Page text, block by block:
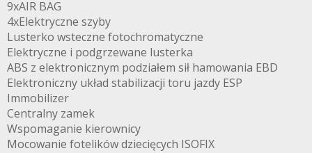
9xAIR BAG
4xElektryczne szyby
Lusterko wsteczne fotochromatyczne
Elektryczne i podgrzewane lusterka
ABS z elektronicznym podziałem sił hamowania EBD
Elektroniczny układ stabilizacji toru jazdy ESP
Immobilizer
Centralny zamek
Wspomaganie kierownicy
Mocowanie fotelików dziecięcych ISOFIX